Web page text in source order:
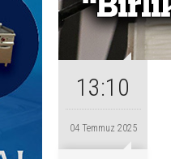
13:10
04 Temmuz 2025